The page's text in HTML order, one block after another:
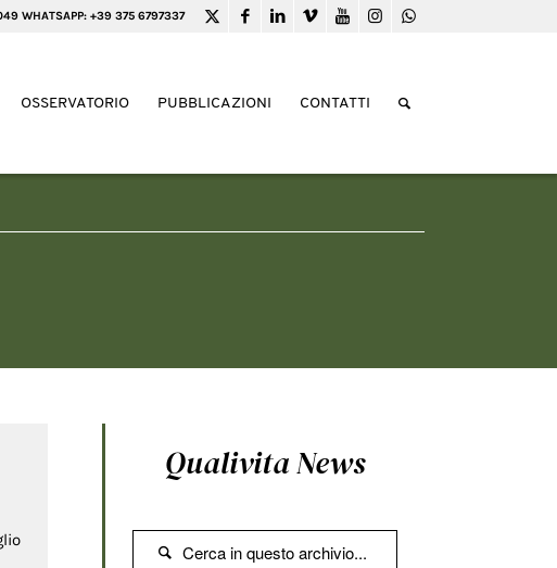
WHATSAPP: +39 375 6797337
OSSERVATORIO PUBBLICAZIONI CONTATTI
Qualivita News
